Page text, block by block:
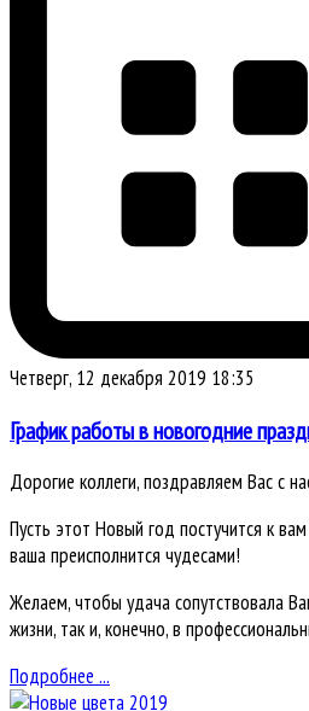
Четверг, 12 декабря 2019 18:35
График работы в новогодние
Дорогие коллеги, поздравляем Вас с
Пусть этот Новый год постучится к
ваша преисполнится чудесами!
Желаем, чтобы удача сопутствовала
жизни, так и, конечно, в
Подробнее ...